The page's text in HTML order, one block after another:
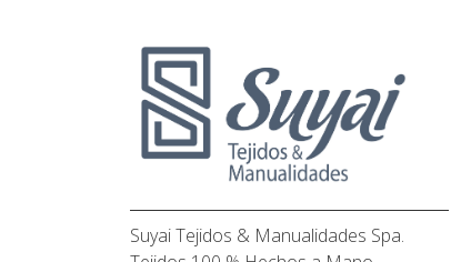
Suyai Tejidos & Manualidades Spa.